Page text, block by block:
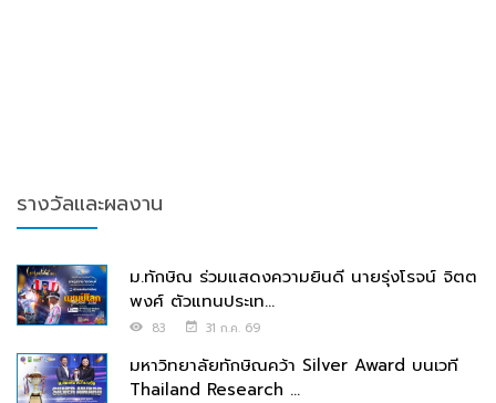
รางวัลและผลงาน
ม.ทักษิณ ร่วมแสดงความยินดี นายรุ่งโรจน์ จิตต
พงศ์ ตัวแทนประเท...
83 31 ก.ค. 69
มหาวิทยาลัยทักษิณคว้า Silver Award บนเวที
Thailand Research ...